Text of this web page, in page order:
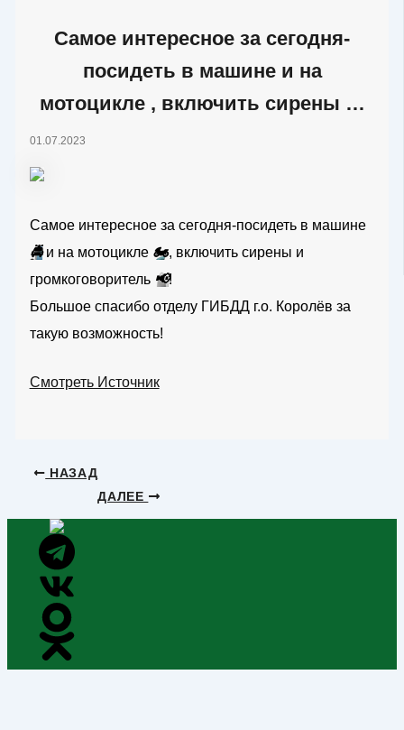
Самое интересное за сегодня-
посидеть в машине и на
мотоцикле , включить сирены …
01.07.2023
Самое интересное за сегодня-посидеть в машине
🚔и на мотоцикле 🏍, включить сирены и
громкоговоритель 📢!
Большое спасибо отделу ГИБДД г.о. Королёв за
такую возможность!
Смотреть Источник
НАЗАД
ДАЛЕЕ